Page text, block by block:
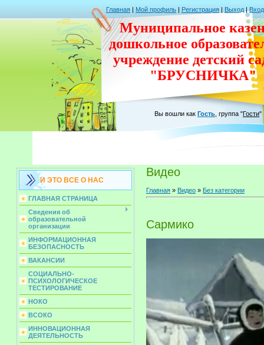
Главная | Мой профиль | Регистрация | Выход | Вход
Муниципальное
дошкольное
учреждение детский
"БРУСНИЧКА"
Вы вошли как Гость группа "Гости"
И ЭТО ВСЕ О НАС
ГЛАВНАЯ СТРАНИЦА
Сведения об
образовательной
организации
ИНФОРМАЦИОННАЯ
БЕЗОПАСНОСТЬ
ВАКАНСИИ
СОЦИАЛЬНО-
ПСИХОЛОГИЧЕСКОЕ
ТЕСТИРОВАНИЕ
НОКО
ВСОКО
ИННОВАЦИОННАЯ
ДЕЯТЕЛЬНОСТЬ
Видео
Главная » Видео » Без категории
Сармико